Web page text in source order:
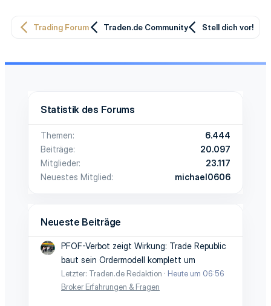
Trading Forum Traden.de Community Stell dich vor!
Statistik des Forums
Themen
6.444
Beiträge
20.097
Mitglieder
23.117
Neuestes Mitglied
michael0606
Neueste Beiträge
PFOF-Verbot zeigt Wirkung: Trade Republic
baut sein Ordermodell komplett um
Letzter: Traden.de Redaktion
Heute um 06:56
Broker Erfahrungen & Fragen